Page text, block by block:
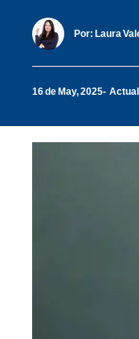
Por: Laura
16 de May, 2025